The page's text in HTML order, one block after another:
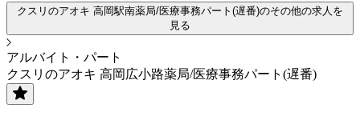
クスリのアオキ 高岡駅南薬局/医療事務パート(遅番)のその他の求人を
見る
アルバイト・パート
クスリのアオキ 高岡広小路薬局/医療事務パート(遅番)